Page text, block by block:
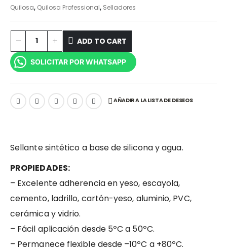
Quilosa, Quilosa Professional, Selladores
ADD TO CART
SOLICITAR POR WHATSAPP
AÑADIR A LA LISTA DE DESEOS
Sellante sintético a base de silicona y agua.
PROPIEDADES:
– Excelente adherencia en yeso, escayola,
cemento, ladrillo, cartón-yeso, aluminio, PVC,
cerámica y vidrio.
– Fácil aplicación desde 5ºC a 50ºC.
– Permanece flexible desde –10ºC a +80ºC.